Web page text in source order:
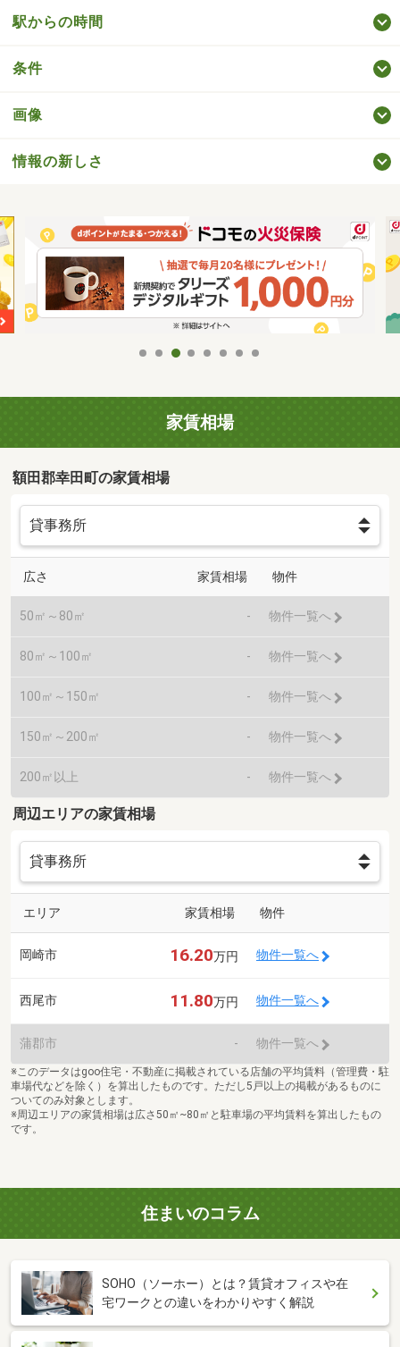
駅からの時間
条件
画像
情報の新しさ
家賃相場
額田郡幸田町の家賃相場
広さ 家賃相場 物件
50㎡～80㎡ - 物件一覧へ
80㎡～100㎡ - 物件一覧へ
100㎡～150㎡ - 物件一覧へ
150㎡～200㎡ - 物件一覧へ
200㎡以上 - 物件一覧へ
周辺エリアの家賃相場
エリア 家賃相場 物件
岡崎市 16.20万円 物件一覧へ
西尾市 11.80万円 物件一覧へ
蒲郡市 - 物件一覧へ
※このデータはgoo住宅・不動産に掲載されている店舗の平均賃料（管理費・駐
車場代などを除く）を算出したものです。ただし5戸以上の掲載があるものに
ついてのみ対象とします。
※周辺エリアの家賃相場は広さ50㎡~80㎡と駐車場の平均賃料を算出したもの
です。
住まいのコラム
SOHO（ソーホー）とは？賃貸オフィスや在
宅ワークとの違いをわかりやすく解説